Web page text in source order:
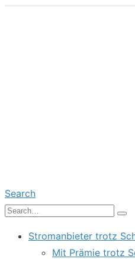
Search
Stromanbieter trotz
Mit Prämie trotz